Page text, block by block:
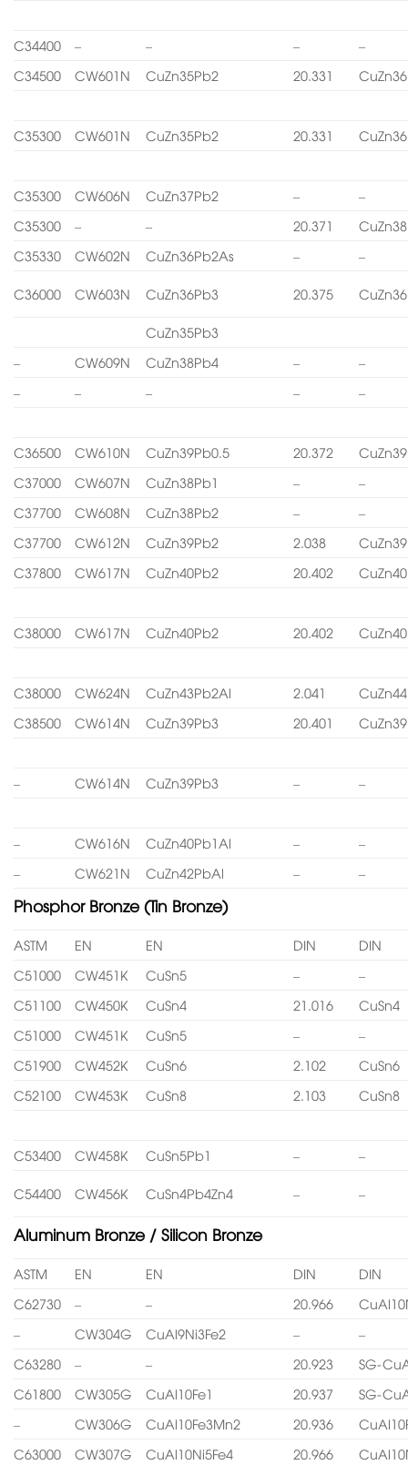
C34400 – – –
–
C34500
CW601N CuZn35Pb2 20.331
C35300 CW601N CuZn35Pb2 20.331
C35300 CW606N CuZn37Pb2 –
–
C35300
– – 20.371
C35330
CW602N CuZn36Pb2As – –
C36000 CW603N CuZn36Pb3 20.375
CuZn35Pb3
–
CW609N CuZn38Pb4 –
–
–
– – – –
C36500 CW610N CuZn39Pb0.5 20.372
C37000
CW607N CuZn38Pb1 –
–
C37700
CW608N CuZn38Pb2 –
–
C37700
CW612N CuZn39Pb2 2.038
C37800
CW617N CuZn40Pb2 20.402
C38000 CW617N CuZn40Pb2 20.402
C38000 CW624N CuZn43Pb2Al 2.041
C38500
CW614N CuZn39Pb3 20.401
– CW614N CuZn39Pb3 – –
– CW616N CuZn40Pb1Al –
–
–
CW621N CuZn42PbAl – –
Phosphor Bronze (Tin Bronze)
ASTM EN EN DIN
DIN
C51000
CW451K CuSn5 –
–
C51100
CW450K CuSn4 21.016
CuSn4
C51000
CW451K CuSn5 –
–
C51900
CW452K CuSn6 2.102
CuSn6
C52100
CW453K CuSn8 2.103 CuSn8
C53400 CW458K CuSn5Pb1 – –
C54400 CW456K CuSn4Pb4Zn4 – –
Aluminum Bronze / Silicon Bronze
ASTM EN EN DIN
DIN
C62730
– – 20.966
–
CW304G CuAl9Ni3Fe2 –
–
C63280
– – 20.923
SG-
C61800
CW305G CuAl10Fe1 20.937
SG-
–
CW306G CuAl10Fe3Mn2 20.936
C63000
CW307G CuAl10Ni5Fe4 20.966